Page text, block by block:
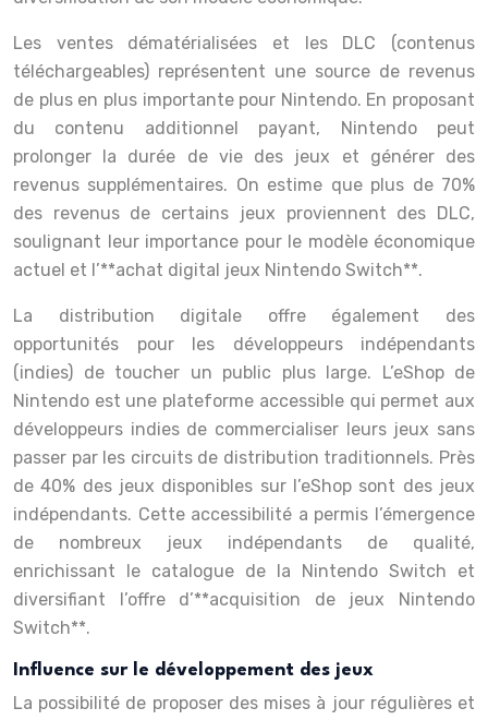
Les ventes dématérialisées et les DLC (contenus
téléchargeables) représentent une source de revenus
de plus en plus importante pour Nintendo. En proposant
du contenu additionnel payant, Nintendo peut
prolonger la durée de vie des jeux et générer des
revenus supplémentaires. On estime que plus de 70%
des revenus de certains jeux proviennent des DLC,
soulignant leur importance pour le modèle économique
actuel et l’**achat digital jeux Nintendo Switch**.
La distribution digitale offre également des
opportunités pour les développeurs indépendants
(indies) de toucher un public plus large. L’eShop de
Nintendo est une plateforme accessible qui permet aux
développeurs indies de commercialiser leurs jeux sans
passer par les circuits de distribution traditionnels. Près
de 40% des jeux disponibles sur l’eShop sont des jeux
indépendants. Cette accessibilité a permis l’émergence
de nombreux jeux indépendants de qualité,
enrichissant le catalogue de la Nintendo Switch et
diversifiant l’offre d’**acquisition de jeux Nintendo
Switch**.
Influence sur le développement des jeux
La possibilité de proposer des mises à jour régulières et